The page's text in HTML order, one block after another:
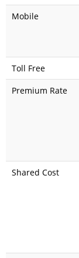
Mobile
Toll Free
Premium Rate
Shared Cost